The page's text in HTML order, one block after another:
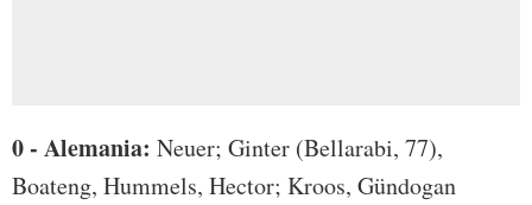
0 - Alemania: Neuer; Ginter (Bellarabi, 77),
Boateng, Hummels, Hector; Kroos, Gündogan